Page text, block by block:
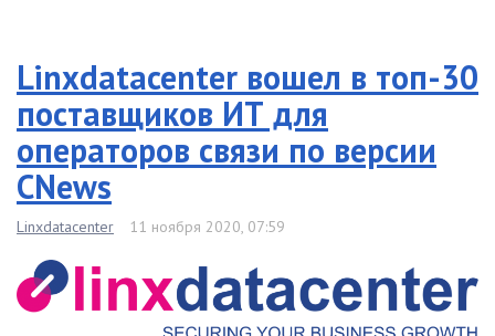
Linxdatacenter вошел в топ-30
поставщиков ИТ для
операторов связи по версии
CNews
Linxdatacenter 11 ноября 2020, 07:59